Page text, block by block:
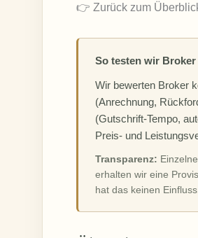
👉 Zurück zum
So testen wir Broker
Wir bewerten Broker
(Anrechnung,
(Gutschrift-Tempo,
Preis- und
Transparenz:
erhalten wir eine
hat das keinen